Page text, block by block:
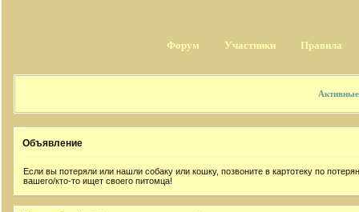
Форум Участники Правила
Объявление
Если вы потеряли или нашли собаку или кошку, позвоните в картотеку по
вашего/кто-то ищет своего питомца!